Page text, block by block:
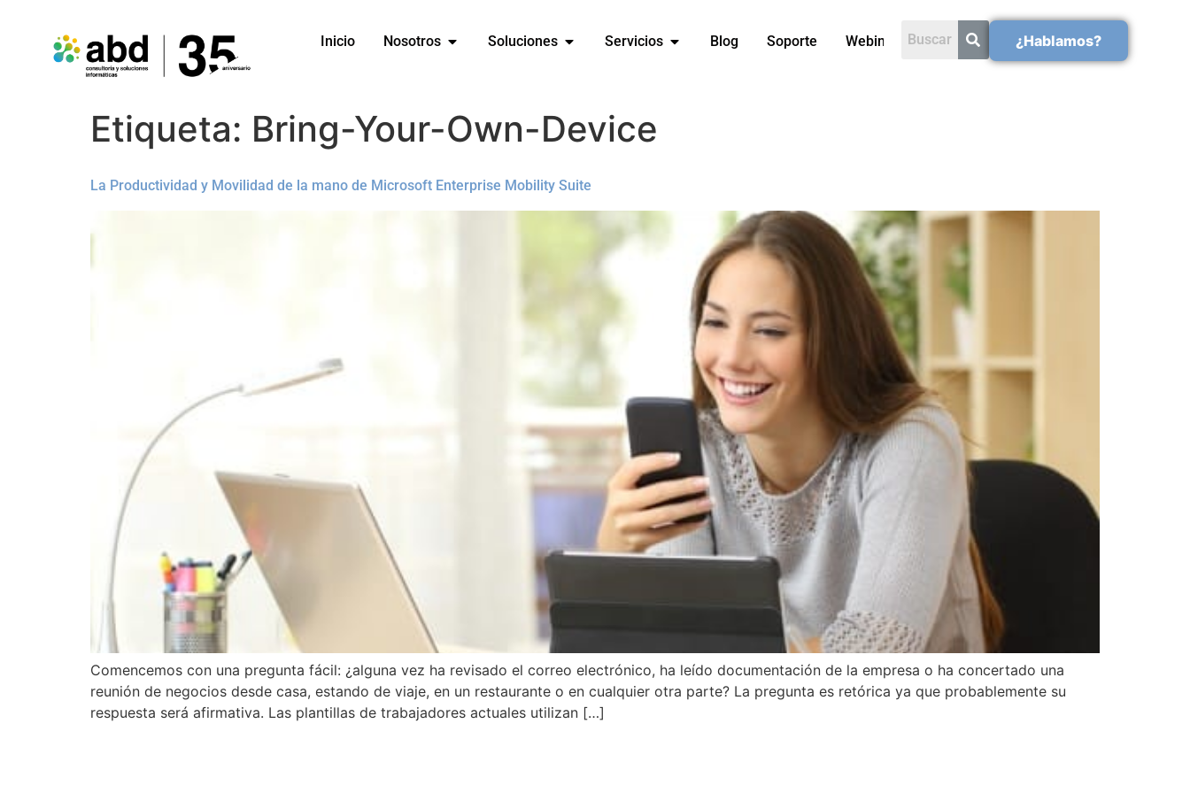
Inicio Nosotros Soluciones Servicios Blog Soporte Webinars ¿Hablamos?
Etiqueta: Bring-Your-Own-Device
La Productividad y Movilidad de la mano de Microsoft Enterprise Mobility Suite
Comencemos con una pregunta fácil: ¿alguna vez ha revisado el correo electrónico, ha leído documentación de la empresa o ha concertado una
reunión de negocios desde casa, estando de viaje, en un restaurante o en cualquier otra parte? La pregunta es retórica ya que probablemente su
respuesta será afirmativa. Las plantillas de trabajadores actuales utilizan […]